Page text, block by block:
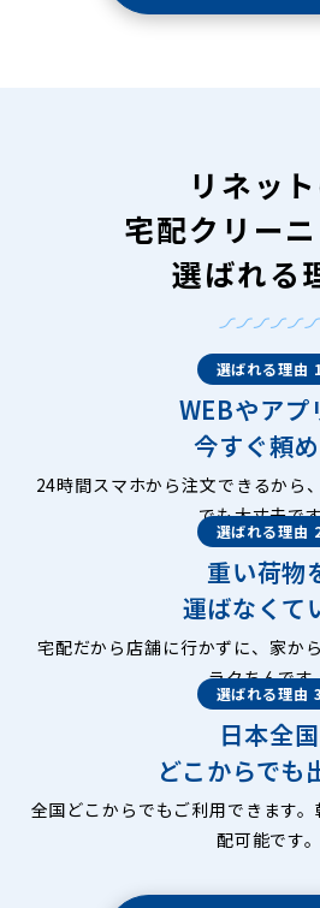
リネッ
宅配クリー
選ばれる
選ばれる理由 1
WEBやアプ
今すぐ頼
24時間スマホから注文できるから
でも大丈夫で
選ばれる理由
重い荷物
運ばなくて
宅配だから店舗に行かずに、家か
ラクちんです
選ばれる理由 3
日本全国
どこからでも
全国どこからでもご利用できます
配可能です。